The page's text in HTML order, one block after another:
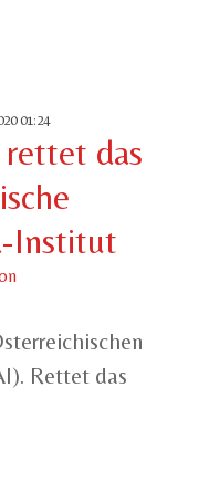
01:24
das
Institut
Rettet das